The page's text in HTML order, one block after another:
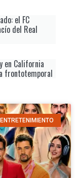
el FC
del Real
en California
frontotemporal
ENTRETENIMIENTO